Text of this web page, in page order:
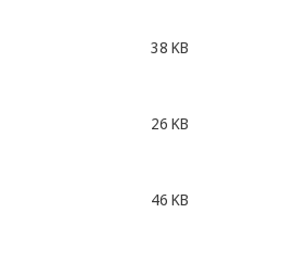
38 KB
26 KB
46 KB